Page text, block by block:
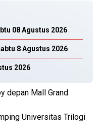
08 Agustus 2026
8 Agustus 2026
2026
depan Mall Grand
Universitas Trilogi